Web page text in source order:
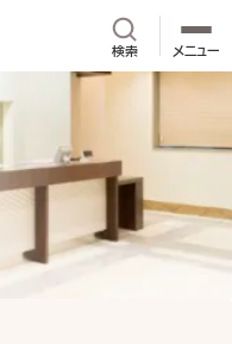
検索サイト内検
メニュー